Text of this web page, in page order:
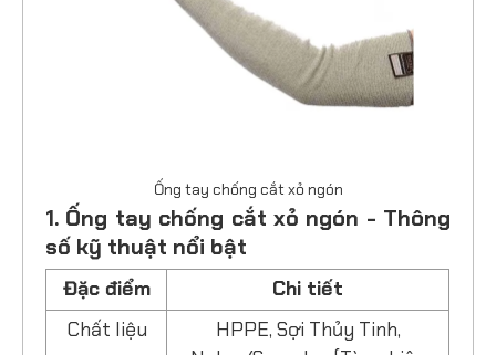
Ống tay chống cắt xỏ ngón
1. Ống tay chống cắt xỏ ngón - Thông
số kỹ thuật nổi bật
Đặc điểm
Chi tiết
Chất liệu
HPPE, Sợi Thủy Tinh,